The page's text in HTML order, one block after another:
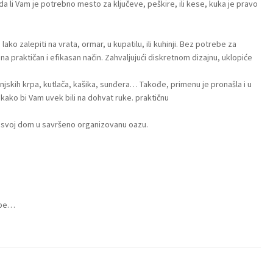
li Vam je potrebno mesto za ključeve, peškire, ili kese, kuka je pravo
zalepiti na vrata, ormar, u kupatilu, ili kuhinji. Bez potrebe za
praktičan i efikasan način. Zahvaljujući diskretnom dizajnu, uklopiće
krpa, kutlača, kašika, sunđera… Takođe, primenu je pronašla i u
bi Vam uvek bili na dohvat ruke. praktičnu
dom u savršeno organizovanu oazu.